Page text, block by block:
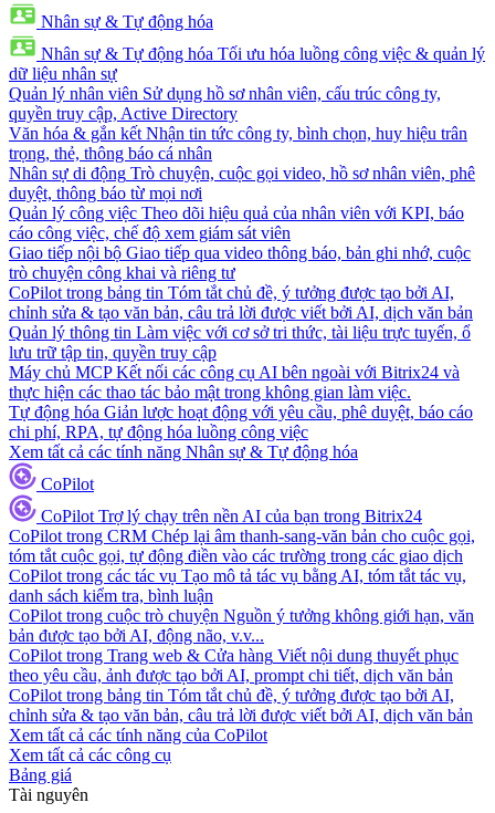
Nhân sự & Tự động hóa
Nhân sự & Tự động hóa Tối ưu hóa luồng công việc & quản lý
dữ liệu nhân sự
Quản lý nhân viên Sử dụng hồ sơ nhân viên, cấu trúc công ty,
quyền truy cập, Active Directory
Văn hóa & gắn kết Nhận tin tức công ty, bình chọn, huy hiệu trân
trọng, thẻ, thông báo cá nhân
Nhân sự di động Trò chuyện, cuộc gọi video, hồ sơ nhân viên, phê
duyệt, thông báo từ mọi nơi
Quản lý công việc Theo dõi hiệu quả của nhân viên với KPI, báo
cáo công việc, chế độ xem giám sát viên
Giao tiếp nội bộ Giao tiếp qua video thông báo, bản ghi nhớ, cuộc
trò chuyện công khai và riêng tư
CoPilot trong bảng tin Tóm tắt chủ đề, ý tưởng được tạo bởi AI,
chỉnh sửa & tạo văn bản, câu trả lời được viết bởi AI, dịch văn bản
Quản lý thông tin Làm việc với cơ sở tri thức, tài liệu trực tuyến, ổ
lưu trữ tập tin, quyền truy cập
Máy chủ MCP Kết nối các công cụ AI bên ngoài với Bitrix24 và
thực hiện các thao tác bảo mật trong không gian làm việc.
Tự động hóa Giản lược hoạt động với yêu cầu, phê duyệt, báo cáo
chi phí, RPA, tự động hóa luồng công việc
Xem tất cả các tính năng Nhân sự & Tự động hóa
CoPilot
CoPilot Trợ lý chạy trên nền AI của bạn trong Bitrix24
CoPilot trong CRM Chép lại âm thanh-sang-văn bản cho cuộc gọi,
tóm tắt cuộc gọi, tự động điền vào các trường trong các giao dịch
CoPilot trong các tác vụ Tạo mô tả tác vụ bằng AI, tóm tắt tác vụ,
danh sách kiểm tra, bình luận
CoPilot trong cuộc trò chuyện Nguồn ý tưởng không giới hạn, văn
bản được tạo bởi AI, động não, v.v...
CoPilot trong Trang web & Cửa hàng Viết nội dung thuyết phục
theo yêu cầu, ảnh được tạo bởi AI, prompt chi tiết, dịch văn bản
CoPilot trong bảng tin Tóm tắt chủ đề, ý tưởng được tạo bởi AI,
chỉnh sửa & tạo văn bản, câu trả lời được viết bởi AI, dịch văn bản
Xem tất cả các tính năng của CoPilot
Xem tất cả các công cụ
Bảng giá
Tài nguyên